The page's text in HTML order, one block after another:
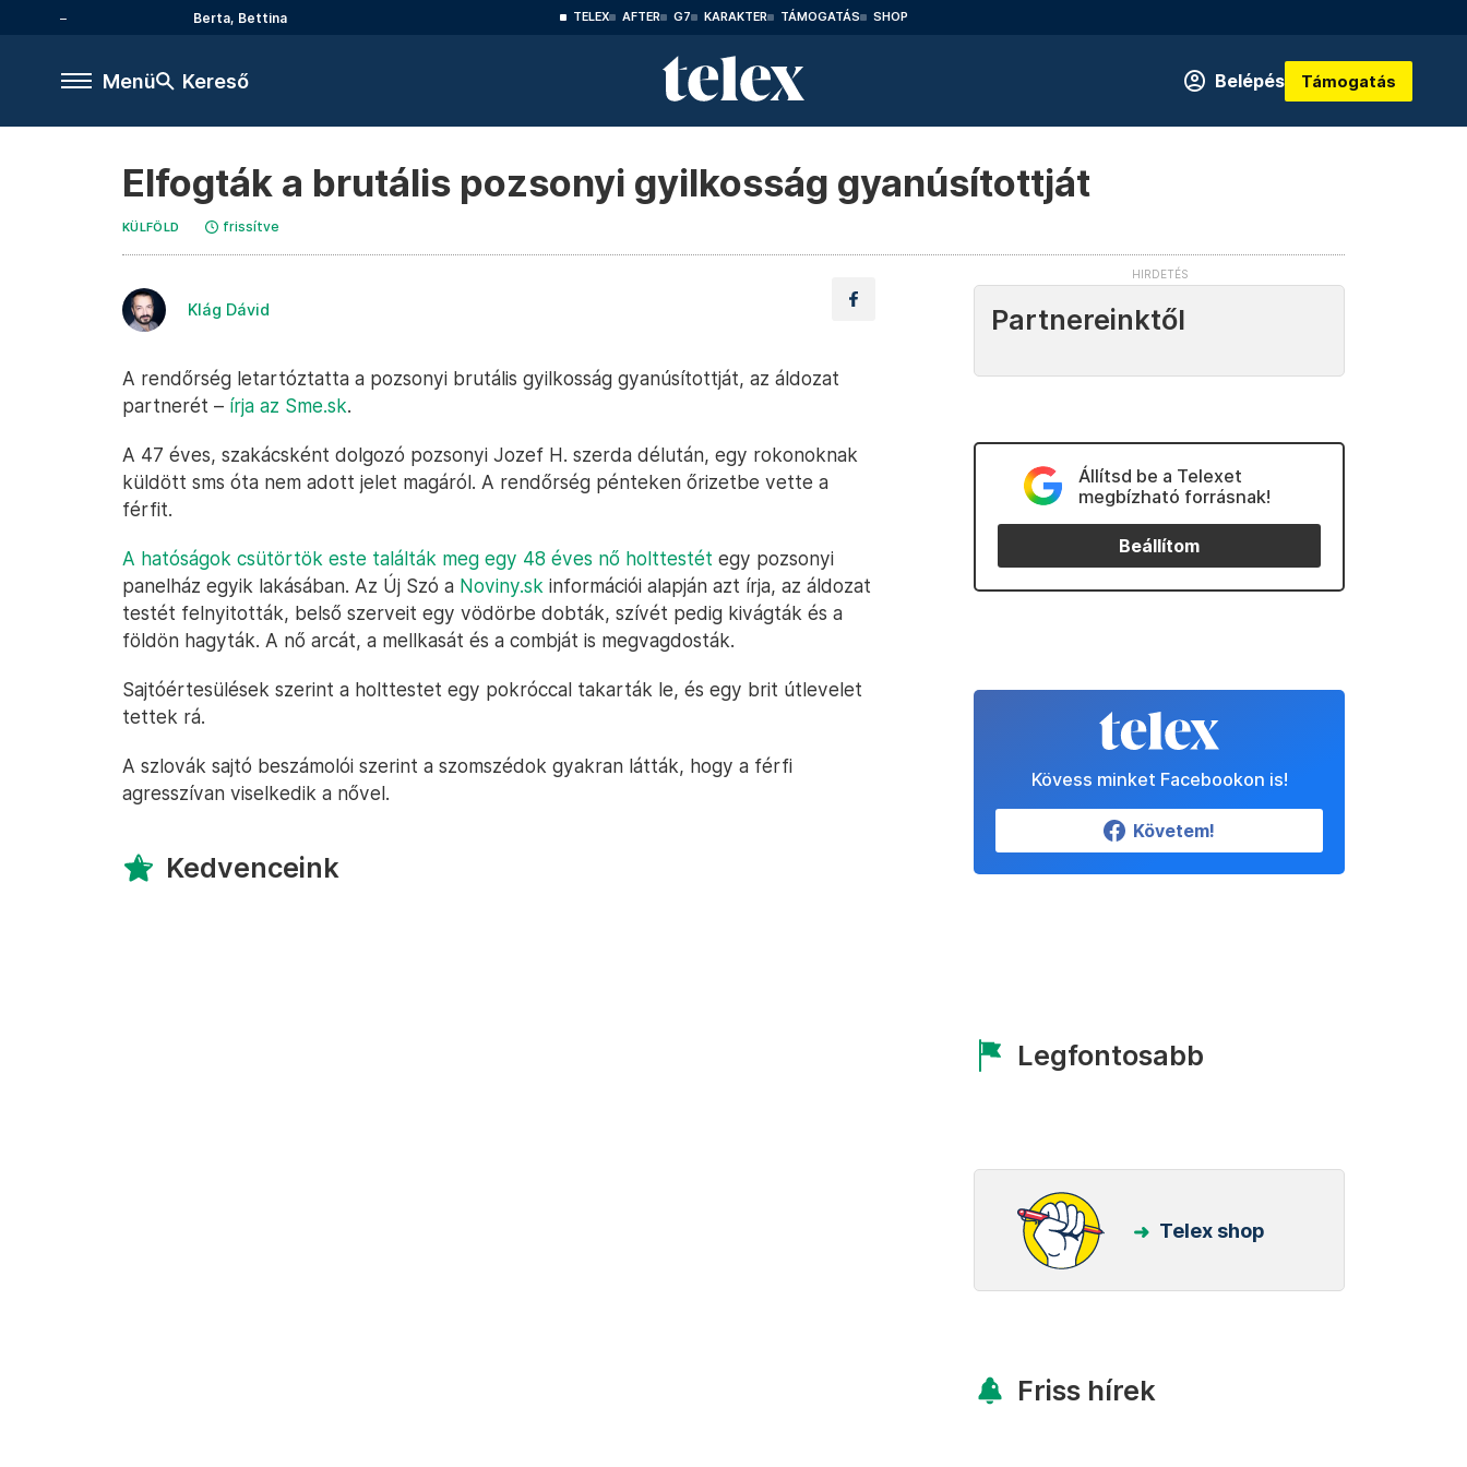
Berta, Bettina TELEX AFTER G7 KARAKTER TÁMOGATÁS SHOP
Menü Kereső Belépés Támogatás
Elfogták a brutális pozsonyi gyilkosság gyanúsítottját
KÜLFÖLD frissítve
Klág Dávid
A rendőrség letartóztatta a pozsonyi brutális gyilkosság gyanúsítottját, az áldozat
partnerét – írja az Sme.sk.
A 47 éves, szakácsként dolgozó pozsonyi Jozef H. szerda délután, egy rokonoknak
küldött sms óta nem adott jelet magáról. A rendőrség pénteken őrizetbe vette a
férfit.
A hatóságok csütörtök este találták meg egy 48 éves nő holttestét egy pozsonyi
panelház egyik lakásában. Az Új Szó a Noviny.sk információi alapján azt írja, az áldozat
testét felnyitották, belső szerveit egy vödörbe dobták, szívét pedig kivágták és a
földön hagyták. A nő arcát, a mellkasát és a combját is megvagdosták.
Sajtóértesülések szerint a holttestet egy pokróccal takarták le, és egy brit útlevelet
tettek rá.
A szlovák sajtó beszámolói szerint a szomszédok gyakran látták, hogy a férfi
agresszívan viselkedik a nővel.
Kedvenceink
Partnereinktől
Állítsd be a Telexet
megbízható forrásnak!
Beállítom
Kövess minket Facebookon is!
Követem!
Legfontosabb
Telex shop
Friss hírek